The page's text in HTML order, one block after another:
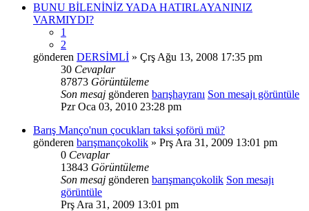
BUNU BİLENİNİZ YADA HATIRLAYANINIZ
VARMIYDI?
1
2
gönderen DERSİMLİ » Çrş Ağu 13, 2008 17:35 pm
30 Cevaplar
87873 Görüntüleme
Son mesaj gönderen barışhayranı Son mesajı görüntüle
Pzr Oca 03, 2010 23:28 pm
Barış Manço'nun çocukları taksi şoförü mü?
gönderen barışmançokolik » Prş Ara 31, 2009 13:01 pm
0 Cevaplar
13843 Görüntüleme
Son mesaj gönderen barışmançokolik Son mesajı
görüntüle
Prş Ara 31, 2009 13:01 pm